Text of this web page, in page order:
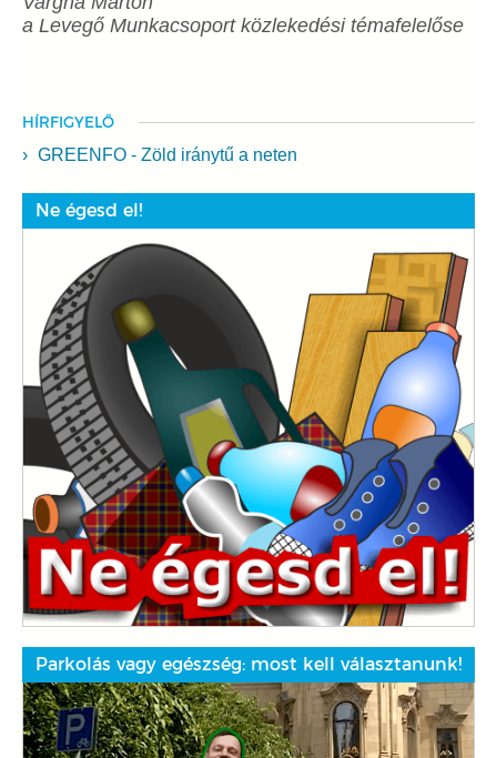
a Levegő Munkacsoport közlekedési témafelelőse
HÍRFIGYELŐ
GREENFO - Zöld iránytű a neten
Ne égesd el!
Parkolás vagy egészség: most kell választanunk!